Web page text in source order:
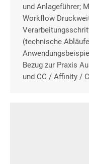
und Anlageführer;
Workflow
(technische
Bezug zur Praxis
und CC / Affinity /